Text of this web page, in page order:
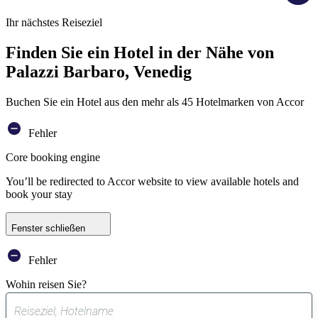
Ihr nächstes Reiseziel
Finden Sie ein Hotel in der Nähe von
Palazzi Barbaro, Venedig
Buchen Sie ein Hotel aus den mehr als 45 Hotelmarken von Accor
Fehler
Core booking engine
You’ll be redirected to Accor website to view available hotels and
book your stay
Fenster schließen
Fehler
Wohin reisen Sie?